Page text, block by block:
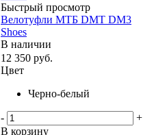
Быстрый просмотр
Велотуфли МТБ DMT DM3
Shoes
В наличии
12 350 руб.
Цвет
Черно-белый
-
+
В корзину